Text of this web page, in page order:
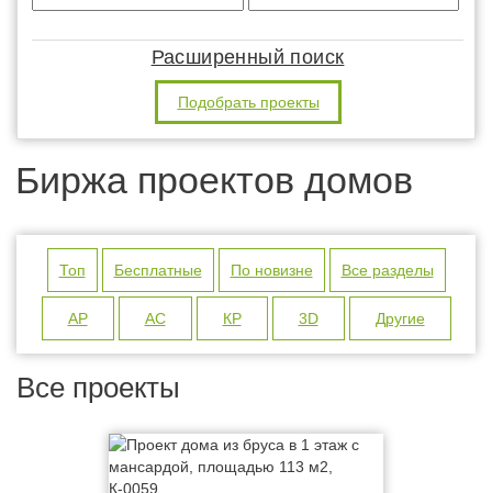
Расширенный поиск
Подобрать проекты
Биржа проектов домов
Топ Бесплатные По новизне Все разделы
АР АС КР 3D Другие
Все проекты